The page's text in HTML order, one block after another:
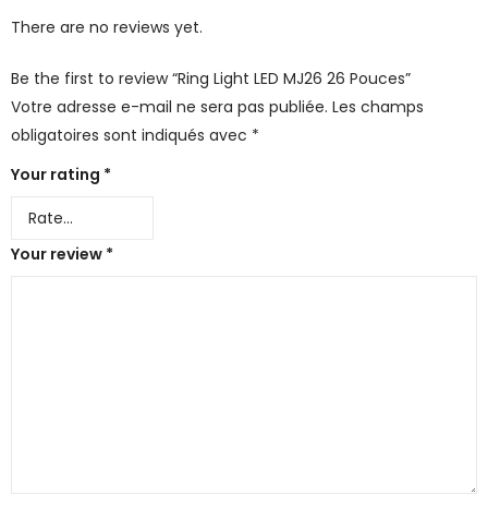
There are no reviews yet.
Be the first to review “Ring Light LED MJ26 26 Pouces”
Votre adresse e-mail ne sera pas publiée. Les champs
obligatoires sont indiqués avec *
Your rating *
Your review *